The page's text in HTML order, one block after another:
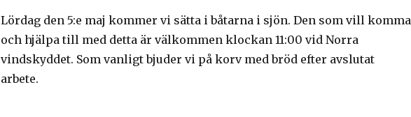
Lördag den 5:e maj kommer vi sätta i båtarna i sjön. Den som vill komma
och hjälpa till med detta är välkommen klockan 11:00 vid Norra
vindskyddet. Som vanligt bjuder vi på korv med bröd efter avslutat
arbete.